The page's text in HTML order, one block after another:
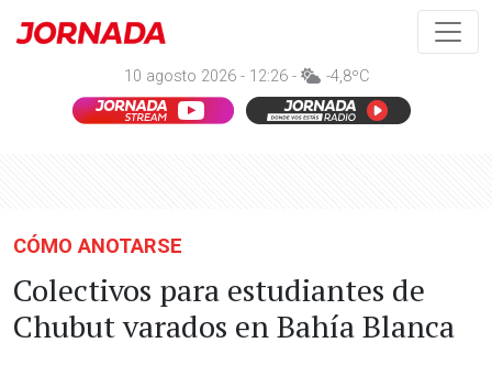
10 agosto 2026 - 12:26 - -4,8ºC
CÓMO ANOTARSE
Colectivos para estudiantes de
Chubut varados en Bahía Blanca